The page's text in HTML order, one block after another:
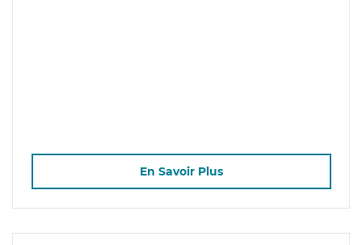
En Savoir Plus